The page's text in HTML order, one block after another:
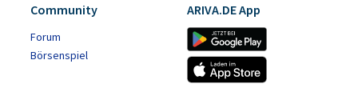
Community
Forum
Börsenspiel
ARIVA.DE App